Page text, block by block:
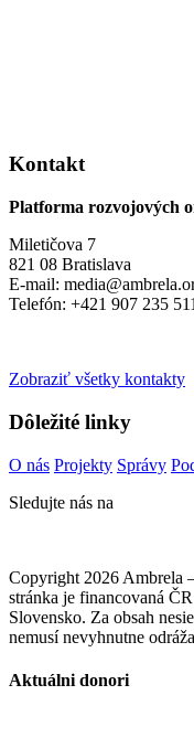
Kontakt
Platforma rozvojových
Miletičova 7
821 08 Bratislava
E-mail:
Telefón: +421 907 235 511
Zobraziť všetky kontakty
Dôležité linky
O nás Projekty Správy
Sledujte nás na
Copyright 2026 Ambrela
stránka je financovaná
Slovensko. Za obsah
nemusí nevyhnutne
Aktuálni donori